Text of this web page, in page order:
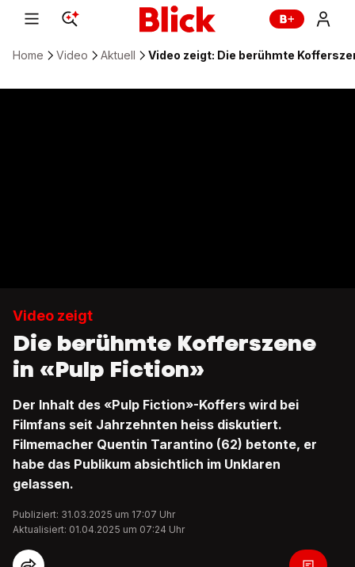
Home Video Aktuell Video zeigt: Die berühmte
Video zeigt
Die berühmte Kofferszene
in «Pulp Fiction»
Der Inhalt des «Pulp Fiction»-Koffers wird bei
Filmfans seit Jahrzehnten heiss diskutiert.
Filmemacher Quentin Tarantino (62) betonte, er
habe das Publikum absichtlich im Unklaren
gelassen.
Publiziert: 31.03.2025 um 17:07 Uhr
Aktualisiert: 01.04.2025 um 07:24 Uhr